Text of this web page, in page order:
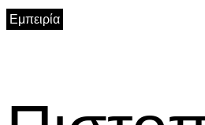
Εμπειρία